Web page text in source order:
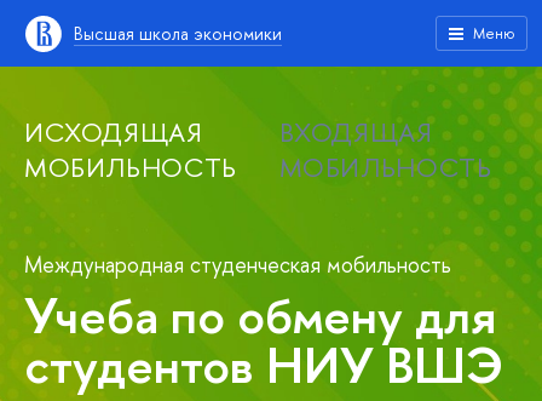
Высшая школа экономики Меню
ИСХОДЯЩАЯ
МОБИЛЬНОСТЬ
ВХОДЯЩАЯ
МОБИЛЬНОСТЬ
Международная студенческая мобильность
Учеба по обмену для
студентов НИУ ВШЭ